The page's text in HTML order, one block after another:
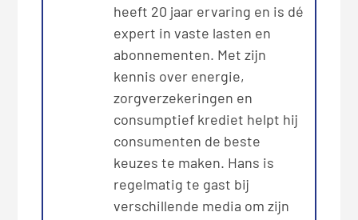
heeft 20 jaar ervaring en is dé
expert in vaste lasten en
abonnementen. Met zijn
kennis over energie,
zorgverzekeringen en
consumptief krediet helpt hij
consumenten de beste
keuzes te maken. Hans is
regelmatig te gast bij
verschillende media om zijn